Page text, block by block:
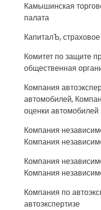
Камышинская
палата
КапиталЪ, страховое
Комитет по защите
общественная
Компания
автомобилей,
оценки автомобилей
Компания
Компания
Компания
Компания
Компания по
автоэкспертизе